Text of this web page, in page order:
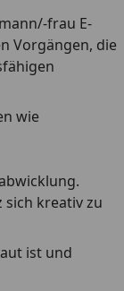
frau E-
Vorgängen, die
wie
sich kreativ zu
ist und